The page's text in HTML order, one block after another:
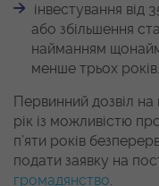
інвестування від
або збільшення
найманням
менше трьох років.
Первинний дозвіл
рік із можливістю
п’яти років
подати заявку на
громадянство.